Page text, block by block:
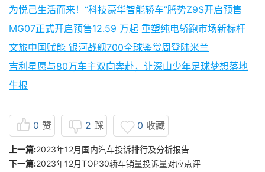
为悦己生活而来！“科技豪华智能轿车”腾势Z9S开启预售
MG07正式开启预售12.59 万起 重塑纯电轿跑市场新标杆
文旅中国赋能 银河战舰700全球鉴赏周登陆米兰
吉利星愿与80万车主双向奔赴，让深山少年足球梦想落地
生根
0 赞 2 踩 0 收藏
上一篇:2023年12月国内汽车投诉排行及分析报告
下一篇:2023年12月TOP30轿车销量投诉量对应点评